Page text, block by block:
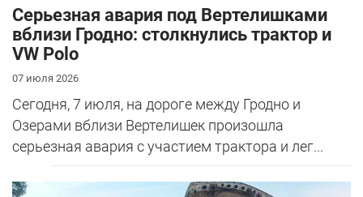
Серьезная авария под Вертелишками
вблизи Гродно: столкнулись трактор и
VW Polo
07 июля 2026
Сегодня, 7 июля, на дороге между Гродно и
Озерами вблизи Вертелишек произошла
серьезная авария с участием трактора и лег...